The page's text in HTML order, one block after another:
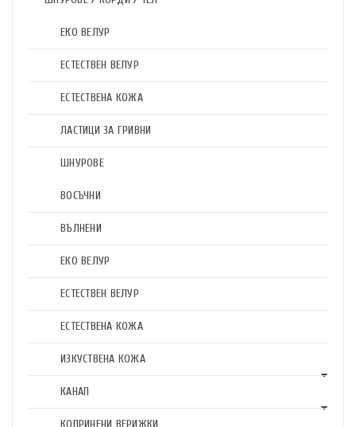
ЕКО ВЕЛУР
ЕСТЕСТВЕН ВЕЛУР
ЕСТЕСТВЕНА КОЖА
ЛАСТИЦИ ЗА ГРИВНИ
ШНУРОВЕ
ВОСЪЧНИ
ВЪЛНЕНИ
ЕКО ВЕЛУР
ЕСТЕСТВЕН ВЕЛУР
ЕСТЕСТВЕНА КОЖА
ИЗКУСТВЕНА КОЖА
КАНАП
КОПРИНЕНИ ВЕРИЖКИ